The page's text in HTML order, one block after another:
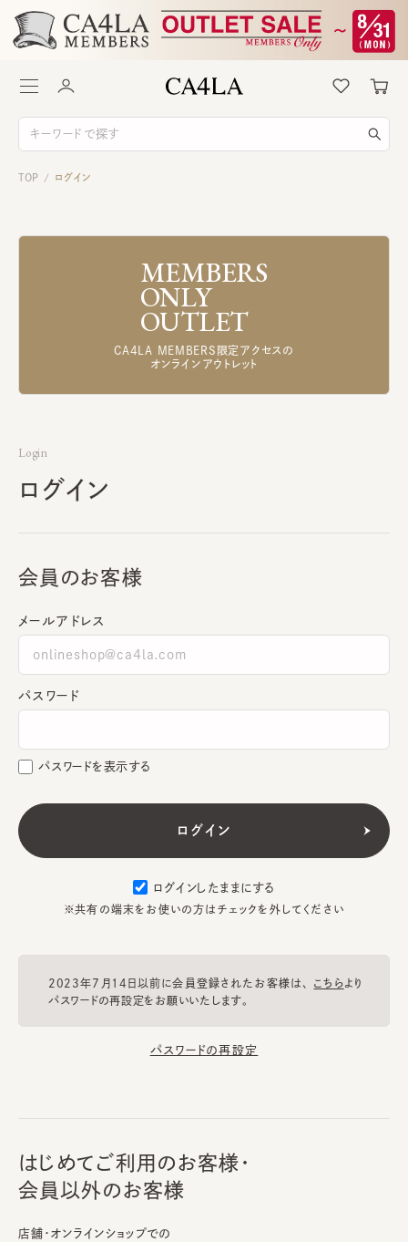
TOP / ログイン
MEMBERS
ONLY
OUTLET
CA4LA MEMBERS限定アクセスの
オンラインアウトレット
Login
ログイン
会員のお客様
メールアドレス
パスワード
パスワードを表示する
ログインしたままにする
※共有の端末をお使いの方はチェックを外してください
2023年7月14日以前に会員登録されたお客様は、 こちらより
パスワードの再設定をお願いいたします。
パスワードの再設定
はじめてご利用のお客様・
会員以外のお客様
店舗・オンラインショップでの